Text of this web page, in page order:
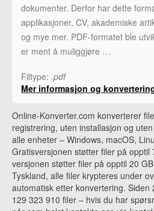
dokumenter. Derfor har dette
applikasjoner, CV, akademiske
og mye mer. PDF-formatet ble
er ment å muliggjøre …
Filtype: .pdf
Mer informasjon og
Online-Konverter.com konverterer
registrering, uten installasjon og
alle enheter – Windows, macOS,
Gratisversjonen støtter filer på opptil
versjonen støtter filer på opptil 20
Tyskland, alle filer krypteres under
automatisk etter konvertering.
129 323 910 filer – hvis du har